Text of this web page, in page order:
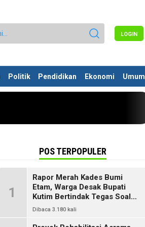
LOGIN
Politik Pendidikan Ekonomi Umum
POS TERPOPULER
1
Rapor Merah Kades Bumi
Etam, Warga Desak Bupati
Kutim Bertindak Tegas Soal
Penyelewengan Dana SILPA
Dibaca 3.180 kali